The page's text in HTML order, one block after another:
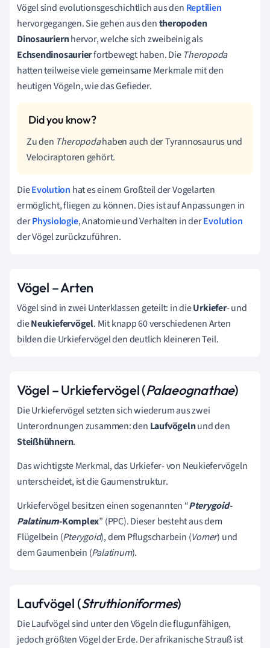
Vögel sind evolutionsgeschichtlich aus den Reptilien
hervorgegangen. Sie gehen aus dentheropoden
Dinosauriernhervor, welche sich zweibeinig als
Echsendinosaurierfortbewegt haben. Die Theropoda
hatten teilweise viele gemeinsame Merkmale mit den
heutigen Vögeln, wie das Gefieder.
Zu den Theropodahaben auch der Tyrannosaurus und
Velociraptoren gehört.
DieEvolution hat es einem Großteil der Vogelarten
ermöglicht, fliegen zu können. Dies ist auf Anpassungen in
derPhysiologie, Anatomie und Verhalten in derEvolution
der Vögel zurückzuführen.
Vögel – Arten
Vögel sind in zwei Unterklassen geteilt: in dieUrkiefer- und
dieNeukiefervögel. Mit knapp 60 verschiedenen Arten
bilden die Urkiefervögel den deutlich kleineren Teil.
Vögel – Urkiefervögel (Palaeognathae)
Die Urkiefervögel setzten sich wiederum aus zwei
Unterordnungen zusammen: den Laufvögelnund den
Steißhühnern.
Das wichtigste Merkmal, das Urkiefer- von Neukiefervögeln
unterscheidet, ist die Gaumenstruktur.
Urkiefervögel besitzen einen sogenannten “Pterygoid-
Palatinum-Komplex” (PPC). Dieser besteht aus dem
Flügelbein (Pterygoid), dem Pflugscharbein (Vomer) und
dem Gaumenbein (Palatinum).
Laufvögel (Struthioniformes)
Die Laufvögel sind unter den Vögeln die flugunfähigen,
jedoch größten Vögel der Erde. Der afrikanische Strauß ist